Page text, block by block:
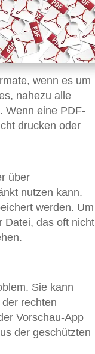
wenn es um
nahezu alle
Wenn eine PDF-
drucken oder
über
nutzen kann.
werden. Um
Datei, das oft nicht
Sie kann
rechten
Vorschau-App
der geschützten